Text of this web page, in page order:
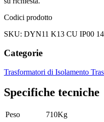
Codici prodotto
SKU: DYN11 K13 CU IP00
Categorie
Trasformatori di Isolamento
Specifiche tecniche
Peso
710Kg